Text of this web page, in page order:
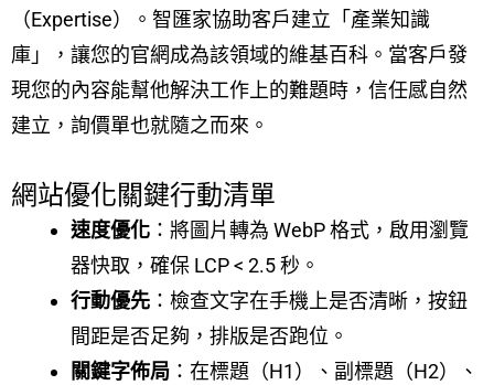
（Expertise）。智匯家協助客戶建立「產業知識
庫」，讓您的官網成為該領域的維基百科。當客戶發
現您的內容能幫他解決工作上的難題時，信任感自然
建立，詢價單也就隨之而來。
網站優化關鍵行動清單
速度優化 ：將圖片轉為 WebP 格式，啟用瀏覽
器快取，確保 LCP < 2.5 秒。
行動優先 ：檢查文字在手機上是否清晰，按鈕
間距是否足夠，排版是否跑位。
關鍵字佈局 ：在標題（H1）、副標題（H2）、